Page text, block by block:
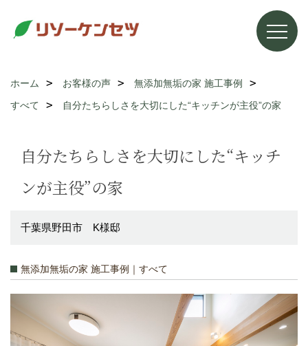
ホーム お客様の声
無添加無垢の家 施工事例
すべて
自分たちらしさを大切にした“キッチンが主役”の家
自分たちらしさを大切にした“キッチ
ンが主役”の家
千葉県野田市 K様邸
無添加無垢の家 施工事例｜すべて